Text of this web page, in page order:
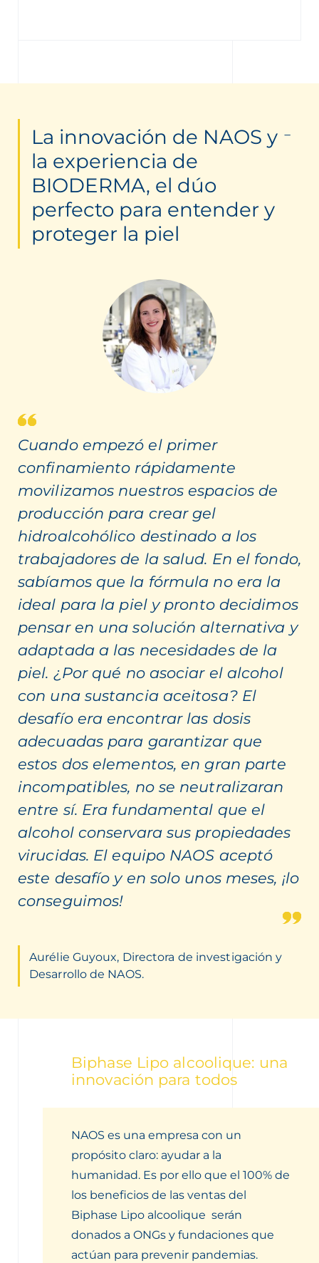
La innovación de NAOS y
la experiencia de
BIODERMA, el dúo
perfecto para entender y
proteger la piel
Cuando empezó el primer
confinamiento rápidamente
movilizamos nuestros espacios de
producción para crear gel
hidroalcohólico destinado a los
trabajadores de la salud. En el fondo,
sabíamos que la fórmula no era la
ideal para la piel y pronto decidimos
pensar en una solución alternativa y
adaptada a las necesidades de la
piel. ¿Por qué no asociar el alcohol
con una sustancia aceitosa? El
desafío era encontrar las dosis
adecuadas para garantizar que
estos dos elementos, en gran parte
incompatibles, no se neutralizaran
entre sí. Era fundamental que el
alcohol conservara sus propiedades
virucidas. El equipo NAOS aceptó
este desafío y en solo unos meses, ¡lo
conseguimos!
Aurélie Guyoux, Directora de investigación y
Desarrollo de NAOS.
Biphase Lipo alcoolique: una
innovación para todos
NAOS es una empresa con un
propósito claro: ayudar a la
humanidad. Es por ello que el 100% de
los beneficios de las ventas del
Biphase Lipo alcoolique serán
donados a ONGs y fundaciones que
actúan para prevenir pandemias.